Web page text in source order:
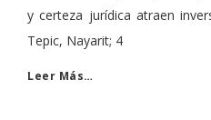
y certeza jurídica atraen
Tepic, Nayarit; 4
Leer Más…